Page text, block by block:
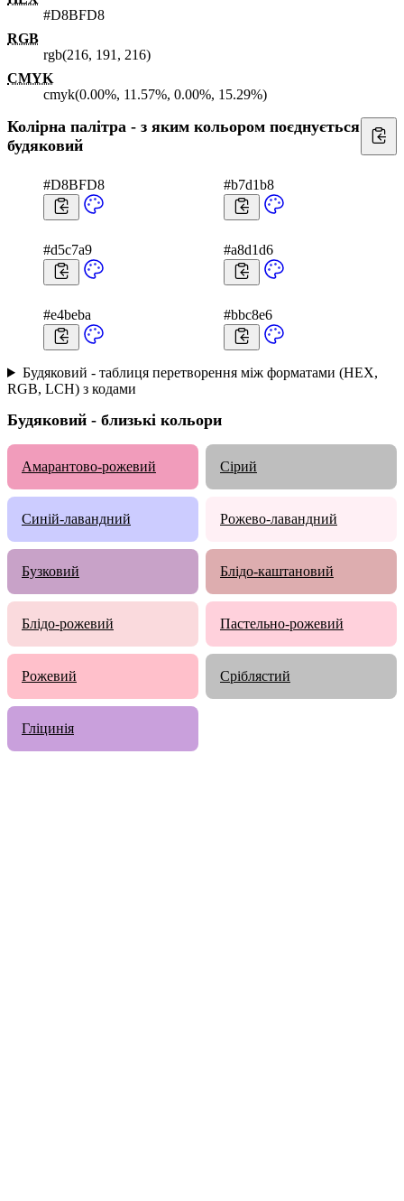
#D8BFD8
RGB
rgb(216, 191, 216)
CMYK
cmyk(0.00%, 11.57%, 0.00%, 15.29%)
Колірна палітра - з яким кольором поєднується
будяковий
#D8BFD8 #b7d1b8
#d5c7a9 #a8d1d6
#e4beba #bbc8e6
Будяковий - таблиця перетворення між форматами (HEX,
RGB, LCH) з кодами
Будяковий - близькі кольори
Амарантово-рожевий Сірий
Cиній-лавандний Рожево-лавандний
Бузковий Блідо-каштановий
Блідо-рожевий Пастельно-рожевий
Рожевий Сріблястий
Гліцинія